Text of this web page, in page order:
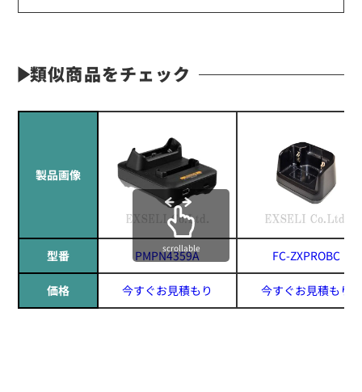
類似商品をチェック
製品画像
型番 PMPN4359A FC-ZXPROBC
価格 今すぐお見積もり 今すぐお見積もり
scrollable